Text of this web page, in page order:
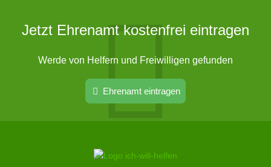
Jetzt Ehrenamt kostenfrei eintragen
Werde von Helfern und Freiwilligen gefunden
Ehrenamt eintragen